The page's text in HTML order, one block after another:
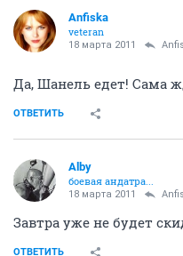
Anfiska
veteran
18 марта 2011
Да, Шанель едет! Сама
ОТВЕТИТЬ
Alby
боевая андатра...
18 марта 2011
Завтра уже не будет
ОТВЕТИТЬ